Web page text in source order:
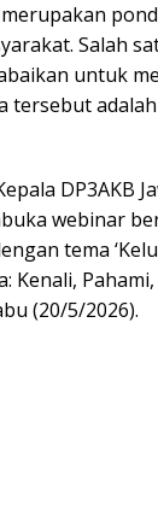
Salah
untuk
tersebut
DP3AKB
webinar
tema
Kenali,
(20/5/2026).